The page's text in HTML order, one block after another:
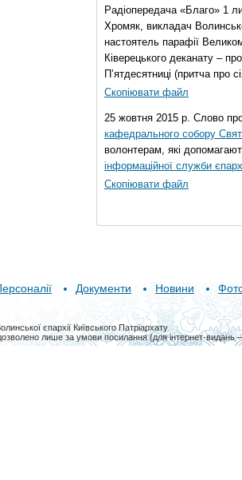
Радіопередача «Благо» 1
Хромяк, викладач
настоятель парафії
Ківерецького деканату –
П’ятдесятниці (притча про
Скопіювати файл
25 жовтня 2015 р. Слово
кафедрального собору
волонтерам, які
інформаційної служби
Скопіювати файл
Документи Новини
єпархії Київського Патріархату
лише за умови посилання (для інтернет-видань